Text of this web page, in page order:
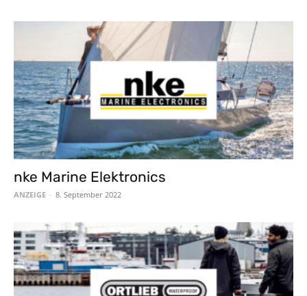
nke Marine Elektronics
ANZEIGE - 8. September 2022